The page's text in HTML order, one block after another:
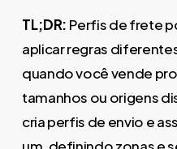
TL;DR: Perfis de frete
aplicar regras
quando você vende
tamanhos ou origens
cria perfis de envio e